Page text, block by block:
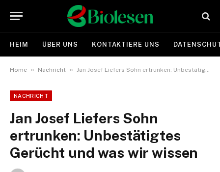
HEIM ÜBER UNS KONTAKTIERE UNS
Home » Nachricht » Jan Josef Liefers Sohn ertrunken: Unbestätigtes Gerücht und was wir wissen
NACHRICHT
Jan Josef Liefers Sohn
ertrunken: Unbestätigtes
Gerücht und was wir wissen